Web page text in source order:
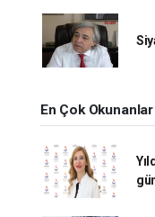
En Çok Okunanlar